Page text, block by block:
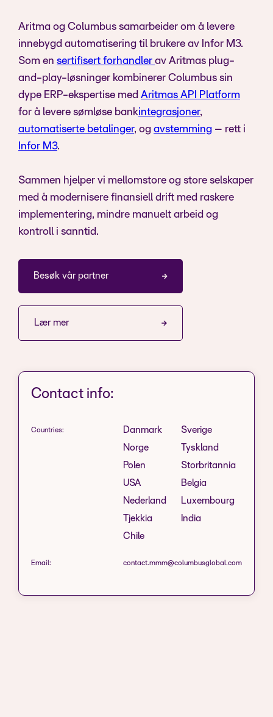
Aritma og Columbus samarbeider om å levere
innebygd automatisering til brukere av Infor M3.
Som en sertifisert forhandler av Aritmas plug-
and-play-løsninger kombinerer Columbus sin
dype ERP-ekspertise med Aritmas API Platform
for å levere sømløse bankintegrasjoner,
automatiserte betalinger, og avstemming – rett i
Infor M3.
Sammen hjelper vi mellomstore og store selskaper
med å modernisere finansiell drift med raskere
implementering, mindre manuelt arbeid og
kontroll i sanntid.
Besøk vår partner
Lær mer
Contact info:
Countries: Danmark
Sverige
Norge
Tyskland
Polen
Storbritannia
USA
Belgia
Nederland
Luxembourg
Tjekkia
India
Chile
Email: contact.mmm@columbusglobal.com